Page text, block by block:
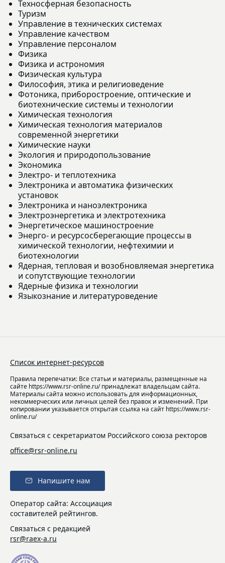
Техносферная безопасность
Туризм
Управление в технических системах
Управление качеством
Управление персоналом
Физика
Физика и астрономия
Физическая культура
Философия, этика и религиоведение
Фотоника, приборостроение, оптические и
биотехнические системы и технологии
Химическая технология
Химическая технология материалов
современной энергетики
Химические науки
Экология и природопользование
Экономика
Электро- и теплотехника
Электроника и автоматика физических
установок
Электроника и наноэлектроника
Электроэнергетика и электротехника
Энергетическое машиностроение
Энерго- и ресурсосберегающие процессы в
химической технологии, нефтехимии и
биотехнологии
Ядерная, тепловая и возобновляемая энергетика
и сопутствующие технологии
Ядерные физика и технологии
Языкознание и литературоведение
Список интернет-ресурсов
Правила перепечатки: Все статьи и материалы, размещенные на
сайте https://www.rsr-online.ru/ принадлежат владельцам сайта.
Материалы сайта можно использовать для информационных,
некоммерческих или личных целей без правок и изменений. При
копировании указывается открытая ссылка на сайт https://www.rsr-
online.ru/
Связаться с секретариатом Российского союза ректоров
office@rsr-online.ru
Напишите нам
Оператор сайта: Ассоциация
составителей рейтингов.
Связаться с редакцией
rsr@raex-a.ru